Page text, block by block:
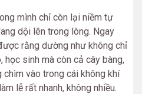
mình chỉ còn lại niềm tự
dội lên trong lòng. Ngay
rằng dường như không chỉ
sinh mà còn cả cây bàng,
vào trong cái không khí
lễ rất nhanh, không nhiều.